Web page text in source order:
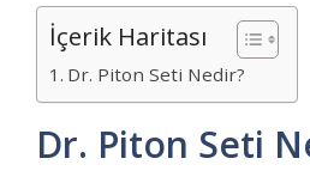
İçerik Haritası
Dr. Piton Seti Nedir?
Dr. Piton Seti